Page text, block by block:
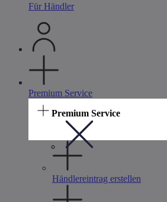
Für Händler
Premium Service
Premium Service
Händlereintrag erstellen